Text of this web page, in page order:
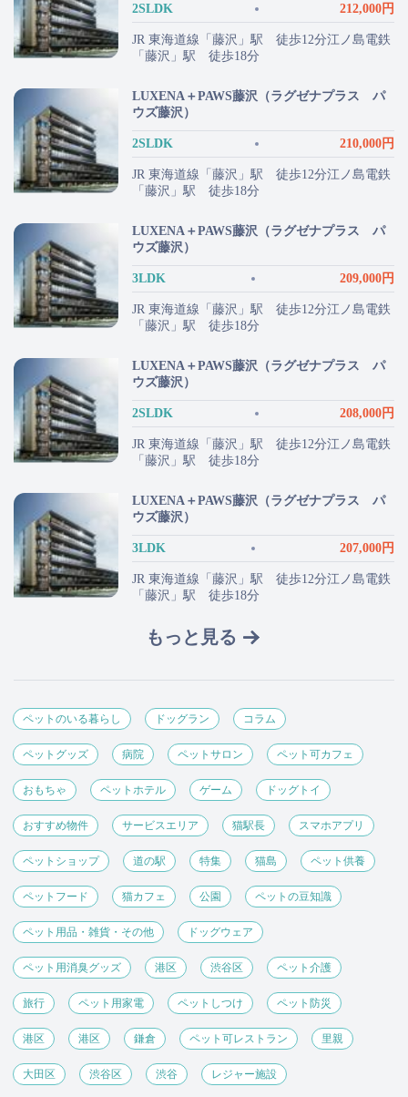
2SLDK 212,000円
JR 東海道線「藤沢」駅 徒歩12分江ノ島電鉄
「藤沢」駅 徒歩18分
LUXENA＋PAWS藤沢（ラグゼナプラス パ
ウズ藤沢）
2SLDK 210,000円
JR 東海道線「藤沢」駅 徒歩12分江ノ島電鉄
「藤沢」駅 徒歩18分
LUXENA＋PAWS藤沢（ラグゼナプラス パ
ウズ藤沢）
3LDK 209,000円
JR 東海道線「藤沢」駅 徒歩12分江ノ島電鉄
「藤沢」駅 徒歩18分
LUXENA＋PAWS藤沢（ラグゼナプラス パ
ウズ藤沢）
2SLDK 208,000円
JR 東海道線「藤沢」駅 徒歩12分江ノ島電鉄
「藤沢」駅 徒歩18分
LUXENA＋PAWS藤沢（ラグゼナプラス パ
ウズ藤沢）
3LDK 207,000円
JR 東海道線「藤沢」駅 徒歩12分江ノ島電鉄
「藤沢」駅 徒歩18分
もっと見る
ペットのいる暮らし ドッグラン コラム
ペットグッズ 病院 ペットサロン ペット可カフェ
おもちゃ ペットホテル ゲーム ドッグトイ
おすすめ物件 サービスエリア 猫駅長 スマホアプリ
ペットショップ 道の駅 特集 猫島 ペット供養
ペットフード 猫カフェ 公園 ペットの豆知識
ペット用品・雑貨・その他 ドッグウェア
ペット用消臭グッズ 港区 渋谷区 ペット介護
旅行 ペット用家電 ペットしつけ ペット防災
港区 港区 鎌倉 ペット可レストラン 里親
大田区 渋谷区 渋谷 レジャー施設